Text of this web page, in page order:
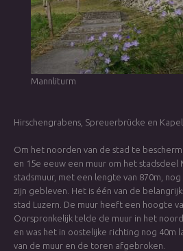
Mannliturm
Hirschengrabens, Spreuerbrücke en
Om het noorden van de stad te
en 15e eeuw een muur om het stadsdeel
stadsmuur, met een lengte van 870m,
zijn gebleven. Het is één van de
stad Luzern. De muur heeft een hoogte
Oorspronkelijk telde de muur in het
en was het in oostelijke richting nog 40m
van de muur en de toren afgebroken.